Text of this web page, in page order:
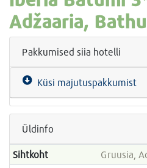
Adžaaria,
Pakkumised siia hotelli
Küsi majutuspakkumist
Üldinfo
Sihtkoht
Gruusia,